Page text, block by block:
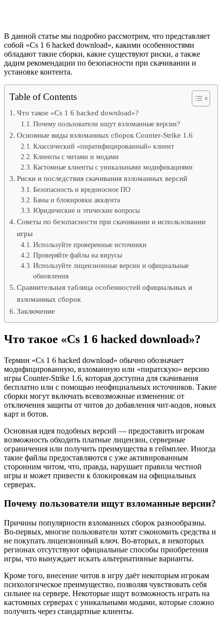
В данной статье мы подробно рассмотрим, что представляет
собой «Cs 1 6 hacked download», какими особенностями
обладают такие сборки, какие существуют риски, а также
дадим рекомендации по безопасности при скачивании и
установке контента.
Table of Contents
Что такое «Cs 1 6 hacked download»?
Почему пользователи ищут взломанные версии?
Основные виды взломанных сборок Counter-Strike 1.6
Классический «пиратифицированный» клиент
Клиенты с читами и модами
Кастомные клиенты с уникальными модификациями
Риски и последствия скачивания взломанных версий
Безопасность и вредоносное ПО
Баны и блокировки аккаунта
Юридические и этические вопросы
Советы по безопасности при скачивании и использовании
игры
Используйте проверенные источники
Проверяйте файлы на вирусы
Используйте лицензионные версии и официальные
обновления
Сравнительная таблица особенностей официальных и
взломанных сборок
Заключение
Что такое «Cs 1 6 hacked download»?
Термин «Cs 1 6 hacked download» обычно обозначает
модифицированную, взломанную или «пиратскую» версию
игры Counter-Strike 1.6, которая доступна для скачивания
бесплатно или с помощью неофициальных источников. Такие
сборки могут включать всевозможные изменения: от
отключения защиты от читов до добавления чит-кодов, новых
карт и ботов.
Основная идея подобных версий — предоставить игрокам
возможность обходить платные лицензии, серверные
ограничения или получить преимущества в геймплее. Иногда
такие файлы предоставляются с уже активированным
сторонним читом, что, правда, нарушает правила честной
игры и может привести к блокировкам на официальных
серверах.
Почему пользователи ищут взломанные версии?
Причины популярности взломанных сборок разнообразны.
Во-первых, многие пользователи хотят сэкономить средства и
не покупать лицензионный ключ. Во-вторых, в некоторых
регионах отсутствуют официальные способы приобретения
игры, что вынуждает искать альтернативные варианты.
Кроме того, внесение читов в игру даёт некоторым игрокам
психологическое преимущество, позволяя чувствовать себя
сильнее на сервере. Некоторые ищут возможность играть на
кастомных серверах с уникальными модами, которые сложно
получить через стандартные клиенты.